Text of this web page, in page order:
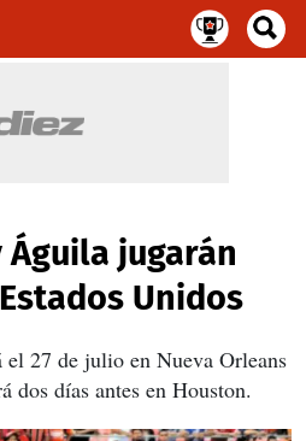
Águila jugarán
Unidos
27 de julio en Nueva Orleans
dos días antes en Houston.